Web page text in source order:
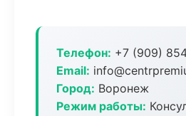
Телефон: +7 (909)
Email:
Город: Воронеж
Режим работы: